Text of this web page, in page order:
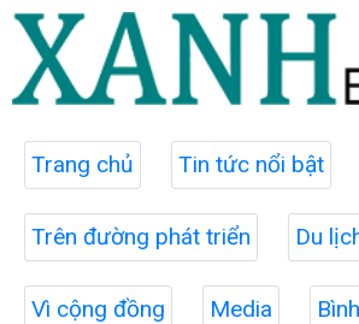
Trang chủ Tin tức nổi bật
Trên đường phát triển Du
Vì cộng đồng Media